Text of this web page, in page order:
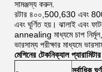
সামঞ্জস্য করুন.
রটার ৪০০,500,630 এবং
এবং ঘূর্ণিত হয়। ঝালাই এবং
annealing মাধ্যমে চাপ
ভারসাম্য পরীক্ষার মাধ্যমে
মেশিনের টেকনিক্যাল প্যারামিটার